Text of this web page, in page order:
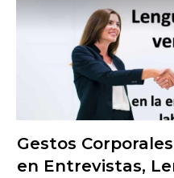
Gestos
en Entrevistas,